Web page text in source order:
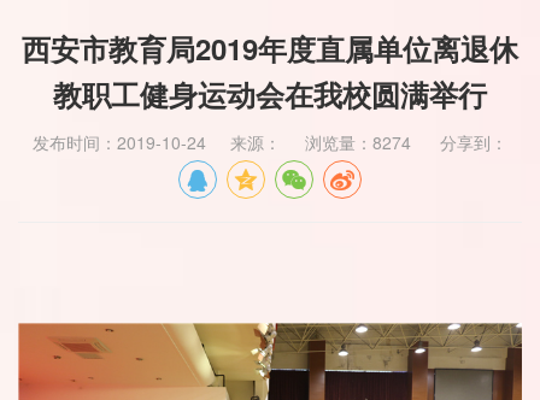
西安市教育局2019年度直属单位离退休
教职工健身运动会在我校圆满举行
发布时间：2019-10-24 来源： 浏览量：8274 分享到：